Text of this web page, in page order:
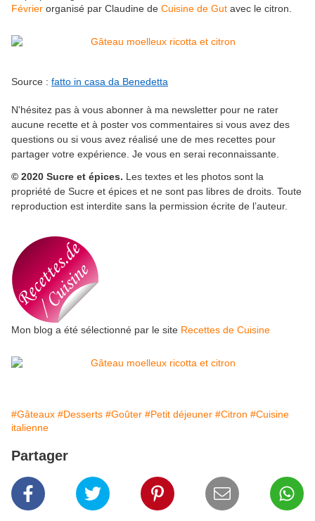
Février organisé par Claudine de Cuisine de Gut avec le citron.
Source : fatto in casa da Benedetta
N'hésitez pas à vous abonner à ma newsletter pour ne rater
aucune recette et à poster vos commentaires si vous avez des
questions ou si vous avez réalisé une de mes recettes pour
partager votre expérience. Je vous en serai reconnaissante.
© 2020 Sucre et épices. Les textes et les photos sont la
propriété de Sucre et épices et ne sont pas libres de droits. Toute
reproduction est interdite sans la permission écrite de l’auteur.
Mon blog a été sélectionné par le site Recettes de Cuisine
#Gâteaux #Desserts #Goûter #Petit déjeuner #Citron #Cuisine
italienne
Partager